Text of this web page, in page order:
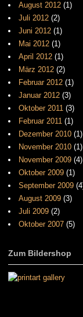
August 2012 (1)
Juli 2012 (2)
Juni 2012 (1)
Mai 2012 (1)
April 2012 (1)
März 2012 (2)
Februar 2012 (1)
Januar 2012 (3)
Oktober 2011 (3)
Februar 2011 (1)
Dezember 2010 (1)
November 2010 (1)
November 2009 (4)
Oktober 2009 (1)
September 2009
August 2009 (3)
Juli 2009 (2)
Oktober 2007 (5)
Zum Bildershop